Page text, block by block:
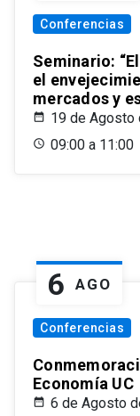
Conferencias
Seminario:
el
mercados y
19 de Agosto
09:00 a 11:00
6 AGO
Conferencias
Economía UC
6 de Agosto